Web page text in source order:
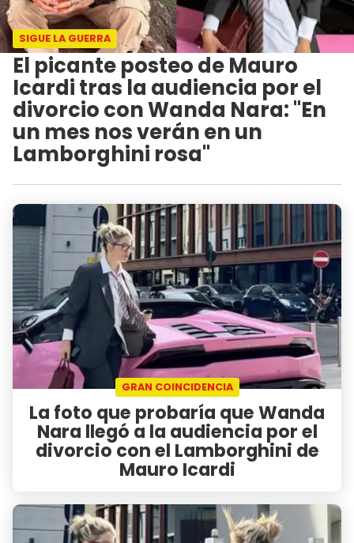
SIGUE LA GUERRA
El picante posteo de Mauro
Icardi tras la audiencia por el
divorcio con Wanda Nara: "En
un mes nos verán en un
Lamborghini rosa"
GRAN COINCIDENCIA
La foto que probaría que Wanda
Nara llegó a la audiencia por el
divorcio con el Lamborghini de
Mauro Icardi